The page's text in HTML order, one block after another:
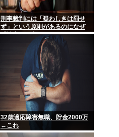
刑事裁判には「疑わしきは罰せ
ず」という原則があるのになぜ
「性交の同意がなかった」とい
う確かめようが無いもので有罪
になるの？
32歳適応障害無職、貯金2000万
←これ